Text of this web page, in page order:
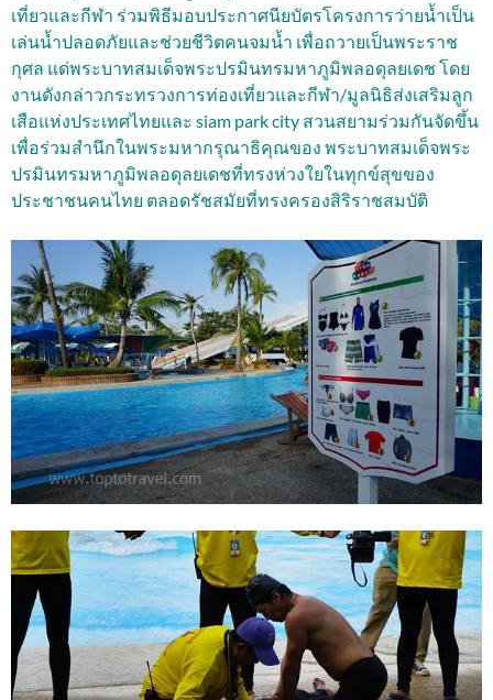
เที่ยวและกีฬา ร่วมพิธีมอบประกาศนียบัตรโครงการว่ายน้ำเป็น
เล่นน้ำปลอดภัยและช่วยชีวิตคนจมน้ำ เพื่อถวายเป็นพระราช
กุศล แด่พระบาทสมเด็จพระปรมินทรมหาภูมิพลอดุลยเดช โดย
งานดังกล่าวกระทรวงการท่องเที่ยวและกีฬา/มูลนิธิส่งเสริมลูก
เสือแห่งประเทศไทยและ siam park city สวนสยามร่วมกันจัดขึ้น
เพื่อร่วมสำนึกในพระมหากรุณาธิคุณของ พระบาทสมเด็จพระ
ปรมินทรมหาภูมิพลอดุลยเดชที่ทรงห่วงใยในทุกข์สุขของ
ประชาชนคนไทย ตลอดรัชสมัยที่ทรงครองสิริราชสมบัติ